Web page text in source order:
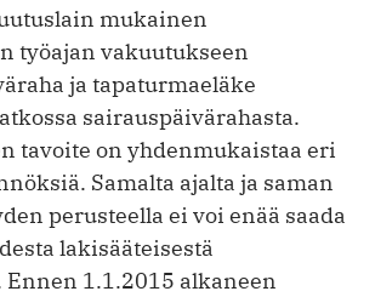
mukainen
työajan vakuutukseen
ja tapaturmaeläke
sairauspäivärahasta.
tavoite on yhdenmukaistaa eri
Samalta ajalta ja saman
perusteella ei voi enää saada
lakisääteisestä
Ennen 1.1.2015 alkaneen